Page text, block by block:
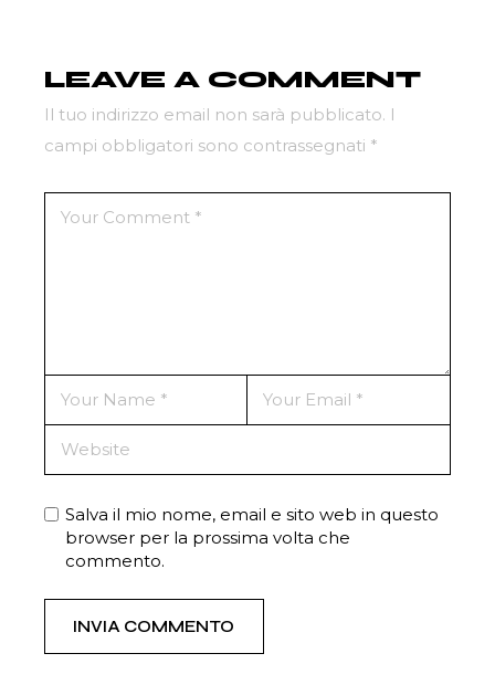
LEAVE A COMMENT
Il tuo indirizzo email non sarà pubblicato. I
campi obbligatori sono contrassegnati *
Salva il mio nome, email e sito web in questo
browser per la prossima volta che
commento.
INVIA COMMENTO